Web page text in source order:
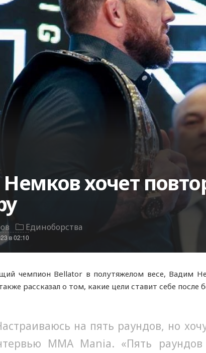
хочет
Единоборства
в 02:10
чемпион Bellator в полутяжелом весе, Вадим
рассказал о том, какие цели ставит себе после
на пять раундов, но
MMA Mania. «Пять